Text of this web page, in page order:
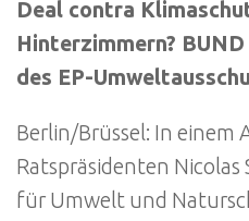
Deal contra
Hinterzimmern?
des EP-
Berlin/Brüssel: In einem
Ratspräsidenten Nicolas
für Umwelt und